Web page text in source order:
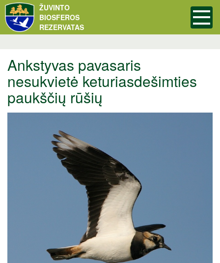
ŽUVINTO
BIOSFEROS
REZERVATAS
Ankstyvas pavasaris
nesukvietė keturiasdešimties
paukščių rūšių